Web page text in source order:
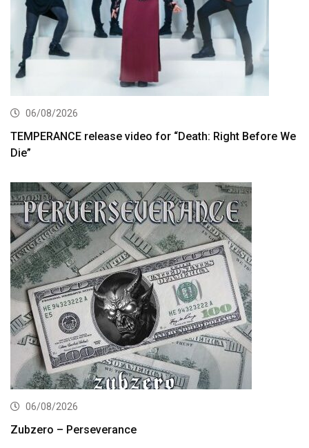
06/08/2026
TEMPERANCE release video for “Death: Right Before We
Die”
06/08/2026
Zubzero – Perseverance